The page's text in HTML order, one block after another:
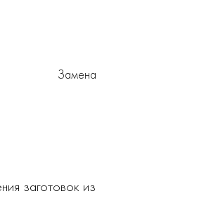
Замена
заготовок из